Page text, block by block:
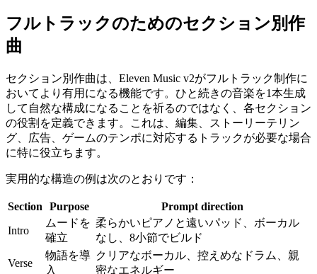
フルトラックのためのセクション別作
曲
セクション別作曲は、Eleven Music v2がフルトラック制作に
おいてより有用になる機能です。ひと続きの音楽を1本生成
して自然な構成になることを祈るのではなく、各セクション
の役割を定義できます。これは、編集、ストーリーテリン
グ、広告、ゲームのテンポに対応するトラックが必要な場合
に特に役立ちます。
実用的な構造の例は次のとおりです：
Section Purpose
Prompt direction
Intro
ムードを
確立
柔らかいピアノと遠いパッド、ボーカル
なし、8小節でビルド
Verse
物語を導
入
クリアなボーカル、控えめなドラム、親
密なエネルギー